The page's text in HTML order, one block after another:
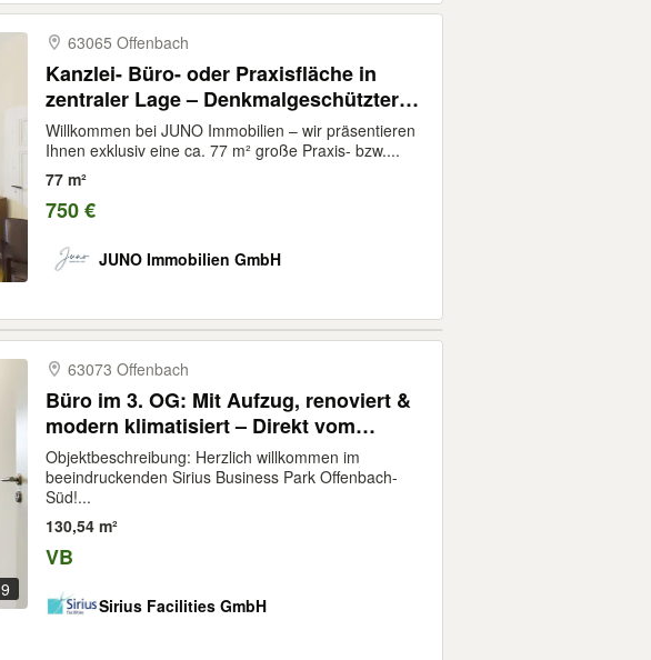
63065 Offenbach
Kanzlei- Büro- oder Praxisfläche in
zentraler Lage – Denkmalgeschützter
Altbau mit Charakter
Willkommen bei JUNO Immobilien – wir präsentieren
Ihnen exklusiv eine ca. 77 m² große Praxis- bzw....
77 m²
750 €
JUNO Immobilien GmbH
9
63073 Offenbach
Büro im 3. OG: Mit Aufzug, renoviert &
modern klimatisiert – Direkt vom
Eigentümer!
Objektbeschreibung: Herzlich willkommen im
beeindruckenden Sirius Business Park Offenbach-
Süd!...
130,54 m²
VB
Sirius Facilities GmbH